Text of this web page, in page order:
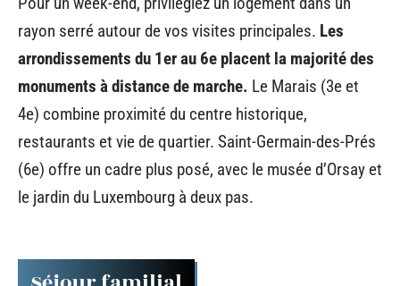
rayon serré autour de vos visites principales. Les
arrondissements du 1er au 6e placent la majorité des
monuments à distance de marche. Le Marais (3e et
4e) combine proximité du centre historique,
restaurants et vie de quartier. Saint-Germain-des-Prés
(6e) offre un cadre plus posé, avec le musée d’Orsay et
le jardin du Luxembourg à deux pas.